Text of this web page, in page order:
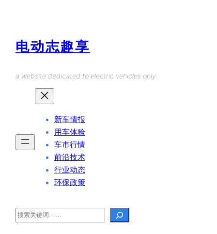
电动志趣享
a website dedicated to electric vehicles only.
新车情报
用车体验
车市行情
前沿技术
行业动态
环保政策
Search